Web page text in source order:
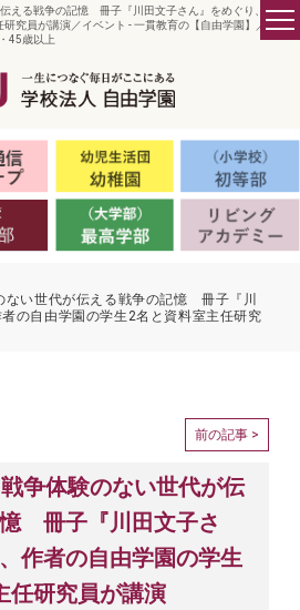
える戦争の記憶 冊子『川田文子さん』をめぐり、作
究員が講演／イベント - 一貫教育の【自由学園】／ 幼
45歳以上
ない世代が伝える戦争の記憶 冊子『川
の自由学園の学生2名と資料室主任研究
前の記事 >
争体験のない世代が伝
冊子『川田文子さ
作者の自由学園の学生
任研究員が講演